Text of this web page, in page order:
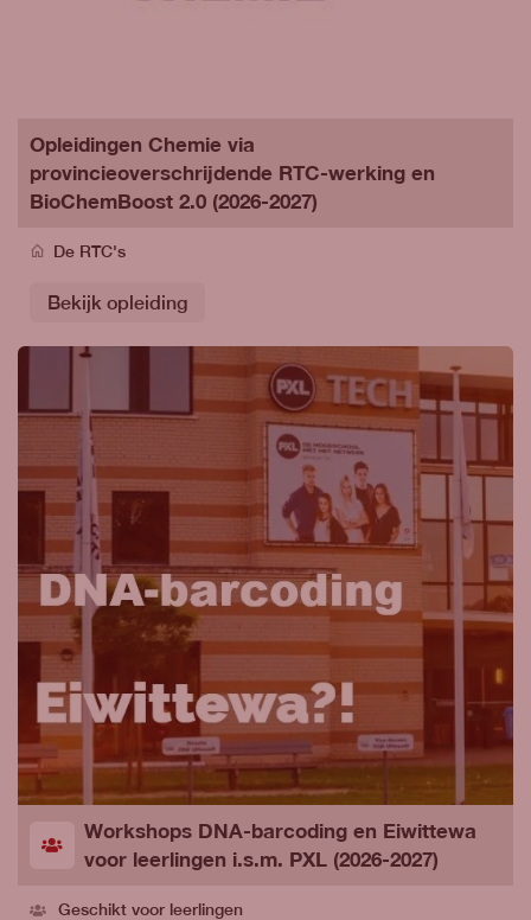
Opleidingen Chemie via
provincieoverschrijdende RTC-werking en
BioChemBoost 2.0 (2026-2027)
De RTC's
Bekijk opleiding
Workshops DNA-barcoding en Eiwittewa
voor leerlingen i.s.m. PXL (2026-2027)
Geschikt voor leerlingen